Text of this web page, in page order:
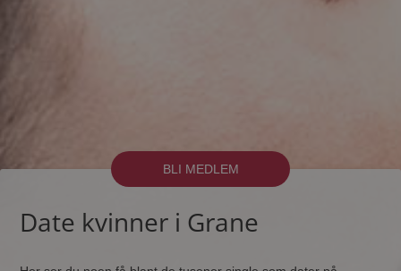
BLI MEDLEM
Date kvinner i Grane